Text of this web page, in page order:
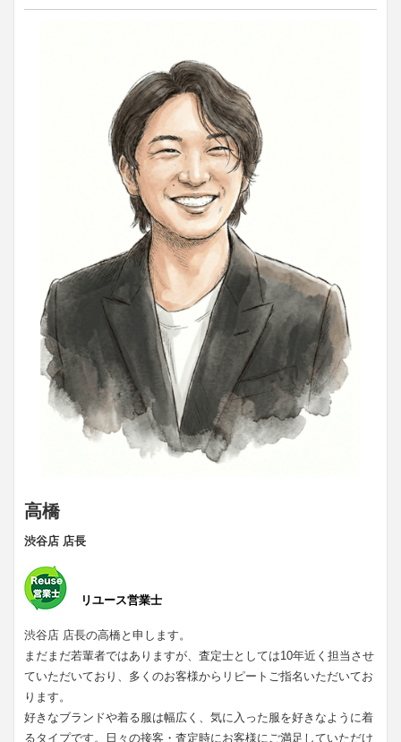
高橋
渋谷店 店長
リユース営業士
渋谷店 店長の高橋と申します。
まだまだ若輩者ではありますが、査定士としては10年近く担当させ
ていただいており、多くのお客様からリピートご指名いただいてお
ります。
好きなブランドや着る服は幅広く、気に入った服を好きなように着
るタイプです。日々の接客・査定時にお客様にご満足していただけ